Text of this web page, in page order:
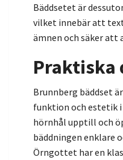
Bäddsetet är
vilket innebär att
ämnen och säker att
Praktiska
Brunnberg bäddset
funktion och estetik
hörnhål upptill och
bäddningen enklare
Örngottet har en